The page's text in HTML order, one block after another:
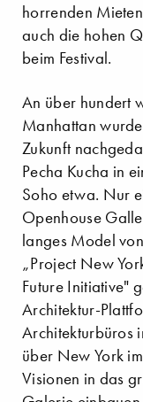
horrenden
auch die hohen
beim Festival.
An über hundert
Manhattan
Zukunft
Pecha Kucha in
Soho etwa. Nur
Openhouse
langes Model
„Project New
Future Initiative"
Architektur-
Architekturbüros
über New York
Visionen in das